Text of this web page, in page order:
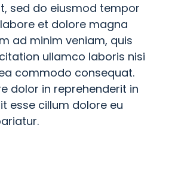
sed do eiusmod tempor
et dolore magna
ad minim veniam, quis
ullamco laboris nisi
commodo consequat.
dolor in reprehenderit in
esse cillum dolore eu